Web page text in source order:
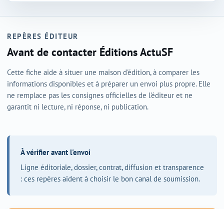
REPÈRES ÉDITEUR
Avant de contacter Éditions ActuSF
Cette fiche aide à situer une maison d'édition, à comparer les
informations disponibles et à préparer un envoi plus propre. Elle
ne remplace pas les consignes officielles de l'éditeur et ne
garantit ni lecture, ni réponse, ni publication.
À vérifier avant l'envoi
Ligne éditoriale, dossier, contrat, diffusion et transparence
: ces repères aident à choisir le bon canal de soumission.